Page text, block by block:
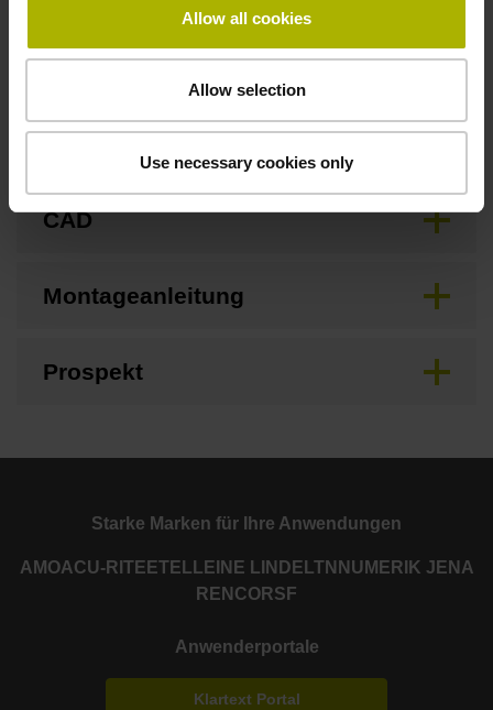
Allow all cookies
Allow selection
Use necessary cookies only
Anschlussmaße
CAD
Montageanleitung
Prospekt
Starke Marken für Ihre Anwendungen
AMOACU-RITE ETEL LEINE LINDE LTN NUMERIK JENA
RENCORSF
Anwenderportale
Klartext Portal